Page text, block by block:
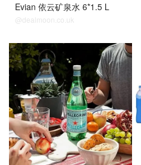
Evian 依云矿泉水 6*1.5 L
@dealmoon.co.uk